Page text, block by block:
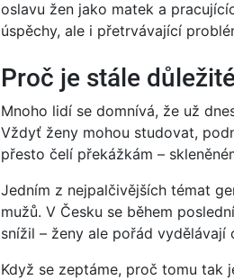
oslavu žen jako matek a
úspěchy, ale i přetrvávající
Proč je stále
Mnoho lidí se domnívá, že už
Vždyť ženy mohou studovat,
přesto čelí překážkám –
Jedním z nejpalčivějších témat
mužů. V Česku se během
snížil – ženy ale pořád
Když se zeptáme, proč tomu tak